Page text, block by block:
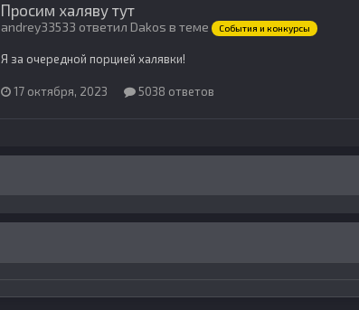
Просим халяву тут
andrey33533 ответил Dakos в теме События и конкурсы
Я за очередной порцией халявки!
17 октября, 2023 5038 ответов